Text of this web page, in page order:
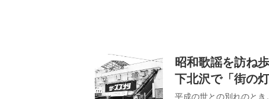
昭和歌謡を訪ね
下北沢で「街の
平成の世との別れのとき